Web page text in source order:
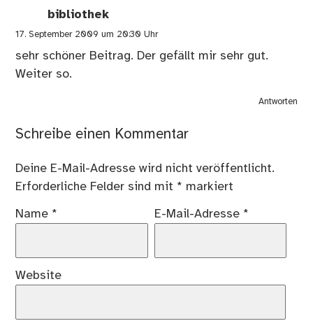
bibliothek
17. September 2009 um 20:30 Uhr
sehr schöner Beitrag. Der gefällt mir sehr gut.
Weiter so.
Antworten
Schreibe einen Kommentar
Deine E-Mail-Adresse wird nicht veröffentlicht.
Erforderliche Felder sind mit * markiert
Name * E-Mail-Adresse *
Website